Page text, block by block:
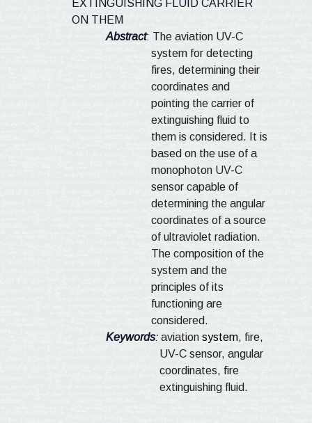
EXTINGUISHING FLUID CARRIER
ON THEM
Abstract: The aviation UV-C
system for detecting
fires, determining their
coordinates and
pointing the carrier of
extinguishing fluid to
them is considered. It is
based on the use of a
monophoton UV-C
sensor capable of
determining the angular
coordinates of a source
of ultraviolet radiation.
The composition of the
system and the
principles of its
functioning are
considered.
Keywords:aviationsystem, fire,
UV-C sensor, angular
coordinates, fire
extinguishing fluid.